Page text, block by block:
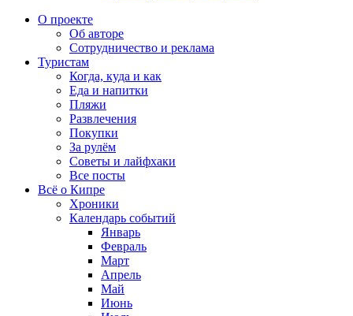
О проекте
Об авторе
Сотрудничество и реклама
Туристам
Когда, куда и как
Еда и напитки
Пляжи
Развлечения
Покупки
За рулём
Советы и лайфхаки
Все посты
Всё о Кипре
Хроники
Календарь событий
Январь
Февраль
Март
Апрель
Май
Июнь